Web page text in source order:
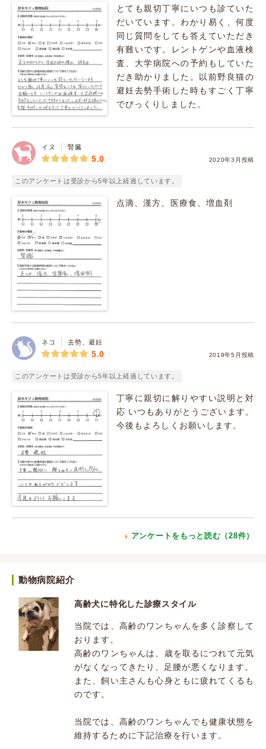
とても親切丁寧にいつも診ていた
だいています。わかり易く、何度
同じ質問をしても答えていただき
有難いです。レントゲンや血液検
査、大学病院への予約もしていた
だき助かりました。以前野良猫の
避妊去勢手術した時もすごく丁寧
でびっくりしました。
イヌ 腎臓
2020年3月投稿
5.0
このアンケートは受診から5年以上経過しています。
点滴、漢方、医療食、増血剤
ネコ 去勢、避妊
2019年5月投稿
5.0
このアンケートは受診から5年以上経過しています。
丁寧に親切に解りやすい説明と対
応 いつもありがとうございます。
今後もよろしくお願いします。
アンケートをもっと読む（28件）
動物病院紹介
高齢犬に特化した診療スタイル
当院では、高齢のワンちゃんを多く診察して
おります。
高齢のワンちゃんは、歳を取るにつれて元気
がなくなってきたり、足腰が悪くなります。
また、飼い主さんも心身ともに疲れてくるも
のです。
当院では、高齢のワンちゃんでも健康状態を
維持するために下記治療を行います。